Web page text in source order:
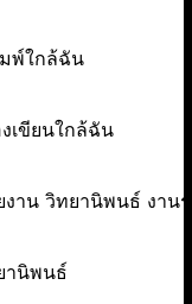
พ์ใกล้ฉัน
เขียนใกล้ฉัน
าน วิทยานิพนธ์ งานรา
านิพนธ์